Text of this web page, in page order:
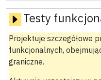
Testy
Projektuje szczegółowe
funkcjonalnych,
graniczne.